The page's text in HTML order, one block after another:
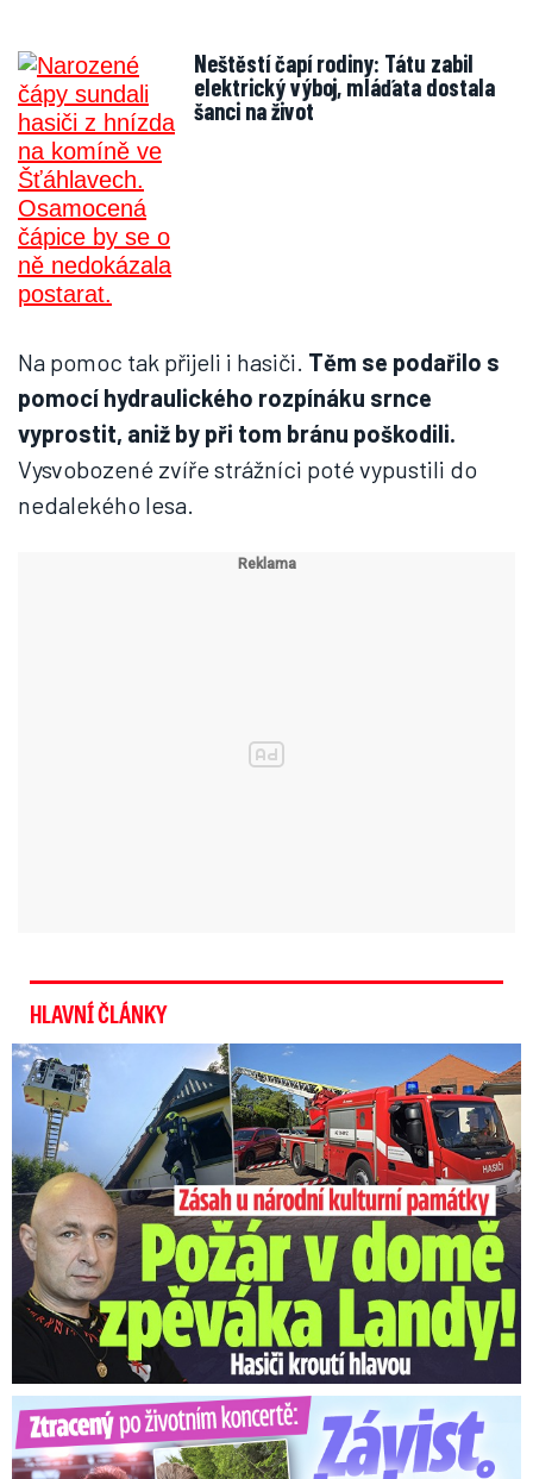
Neštěstí čapí rodiny: Tátu zabil
elektrický výboj, mláďata dostala
šanci na život
Na pomoc tak přijeli i hasiči. Těm se podařilo s
pomocí hydraulického rozpínáku srnce
vyprostit, aniž by při tom bránu poškodili.
Vysvobozené zvíře strážníci poté vypustili do
nedalekého lesa.
HLAVNÍ ČLÁNKY
U Daniela Landy hořelo! Hasiči kroutí hlavou
Ztracený po životním koncertě: Závist kolegů a teplý popík